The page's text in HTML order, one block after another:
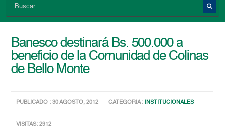
Banesco destinará Bs. 500.000 a
beneficio de la Comunidad de Colinas
de Bello Monte
PUBLICADO : 30 AGOSTO, 2012 CATEGORIA : INSTITUCIONALES
VISITAS: 2912